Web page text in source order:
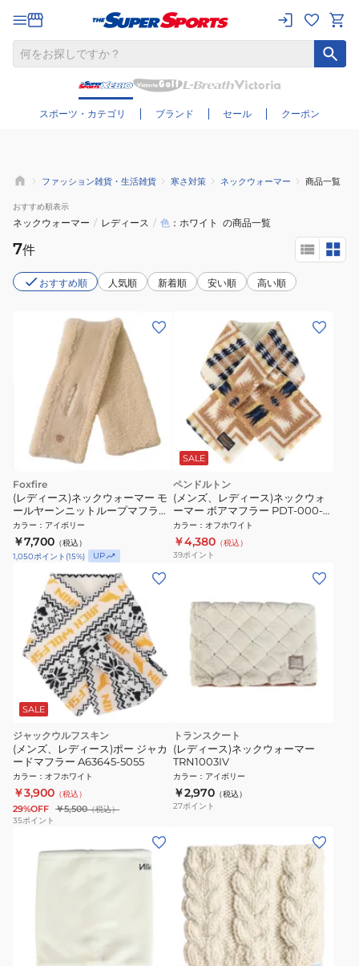
スポーツ・カテゴリ ブランド セール クーポン
さらに絞り込む
ファッション雑貨・生活雑貨 寒さ対策 ネックウォーマー 商品一覧
おすすめ順表示
ネックウォーマー / レディース / 色 ホワイト の商品一覧
7件
おすすめ順 人気順 新着順 安い順 高い順
Foxfire
(レディース)ネックウォーマー モ
ールヤーンニットループマフラー
8320440
カラー ： アイボリー
￥7,700 （税込）
1,050ポイント (15%) UP
SALE
ペンドルトン
(メンズ、レディース)ネックウォ
ーマー ボアマフラー PDT-000-
243029 OWHT
カラー ： オフホワイト
￥4,380 （税込）
39ポイント
SALE
ジャックウルフスキン
(メンズ、レディース)ポー ジャカ
ードマフラー A63645-5055
カラー ： オフホワイト
￥3,900 （税込）
29%OFF ￥5,500（税込）
35ポイント
トランスクート
(レディース)ネックウォーマー
TRN1003IV
カラー ： アイボリー
￥2,970 （税込）
27ポイント